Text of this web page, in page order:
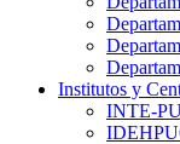
Institutos y
INTE-